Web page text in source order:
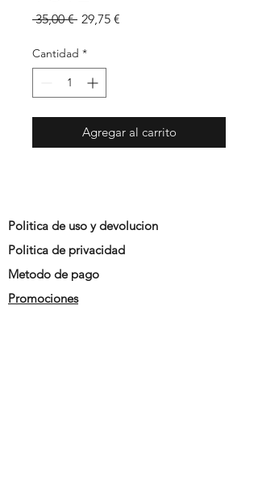
35,00 € Precio
29,75 €
Cantidad *
Agregar al carrito
Politica de uso y devolucion
Politica de privacidad
Metodo de pago
Promociones